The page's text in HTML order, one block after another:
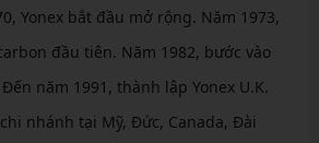
Yonex bắt đầu mở rộng. Năm 1973,
đầu tiên. Năm 1982, bước vào
năm 1991, thành lập Yonex U.K.
nhánh tại Mỹ, Đức, Canada, Đài